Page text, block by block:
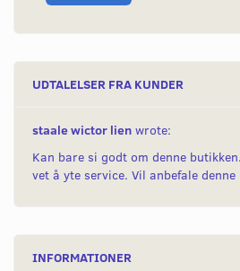
UDTALELSER FRA KUNDER
staale wictor lien wrote:
Kan bare si godt om denne
vet å yte service. Vil anbefale
INFORMATIONER